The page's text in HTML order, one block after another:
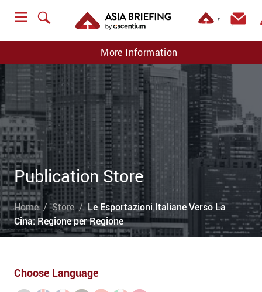
▼
More Information
Publication Store
Home Store
Le Esportazioni Italiane Verso La
Cina: Regione per Regione
Choose Language